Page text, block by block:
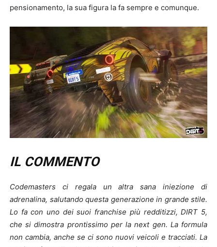
pensionamento, la sua figura la fa sempre e comunque.
IL COMMENTO
Codemasters ci regala un altra sana iniezione di
adrenalina, salutando questa generazione in grande stile.
Lo fa con uno dei suoi franchise più redditizzi, DIRT 5,
che si dimostra prontissimo per la next gen. La formula
non cambia, anche se ci sono nuovi veicoli e tracciati. La